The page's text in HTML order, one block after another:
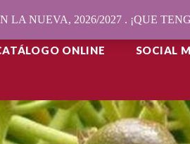
ONLINE SOCIAL
NUEVA, 2026/2027 . ¡QUE